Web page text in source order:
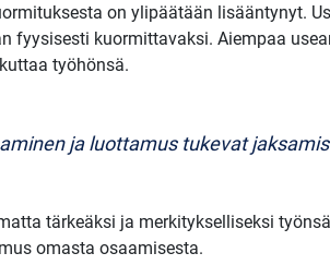
on ylipäätään lisääntynyt.
fyysisesti kuormittavaksi. Aiempaa
työhönsä.
ja luottamus tukevat
tärkeäksi ja merkitykselliseksi
omasta osaamisesta.